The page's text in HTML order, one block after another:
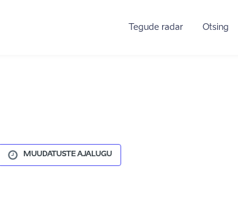
Tegude radar Otsing
MUUDATUSTE AJALUGU